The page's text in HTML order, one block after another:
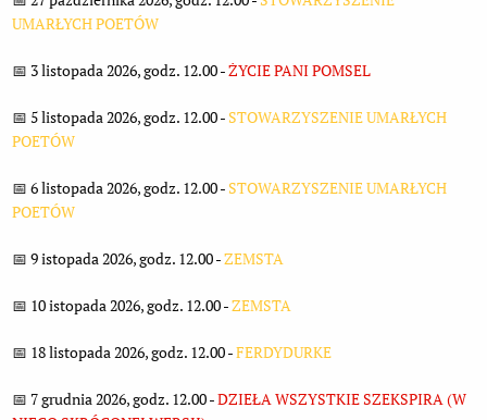
UMARŁYCH POETÓW
📅 3 listopada 2026, godz. 12.00 -ŻYCIE PANI POMSEL
📅 5 listopada 2026, godz. 12.00 - STOWARZYSZENIE UMARŁYCH
POETÓW
📅 6 listopada 2026, godz. 12.00 - STOWARZYSZENIE UMARŁYCH
POETÓW
📅 9 istopada 2026, godz. 12.00 -ZEMSTA
📅 10 istopada 2026, godz. 12.00 -ZEMSTA
📅 18 listopada 2026, godz. 12.00 -FERDYDURKE
📅 7 grudnia 2026, godz. 12.00 -DZIEŁA WSZYSTKIE SZEKSPIRA (W